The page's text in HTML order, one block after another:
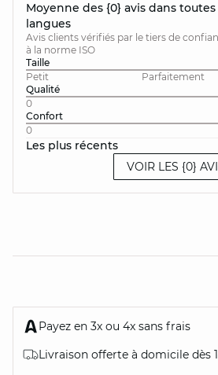
Moyenne des {0} avis dans toutes
langues
Avis clients vérifiés par le tiers de
à la norme ISO
Taille
Petit
Parfaitement
Qualité
0
Confort
0
Les plus récents
VOIR LES {0}
Payez en 3x ou 4x sans frais
Livraison offerte à domicile dès